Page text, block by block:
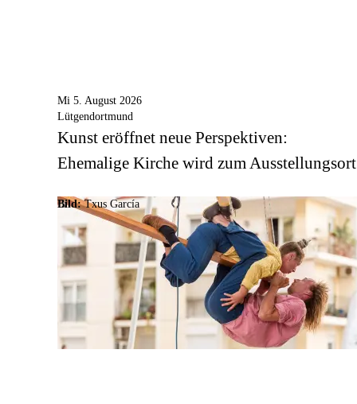
Mi 5. August 2026
Lütgendortmund
Kunst eröffnet neue Perspektiven:
Ehemalige Kirche wird zum Ausstellungsort
Bild: Txus García